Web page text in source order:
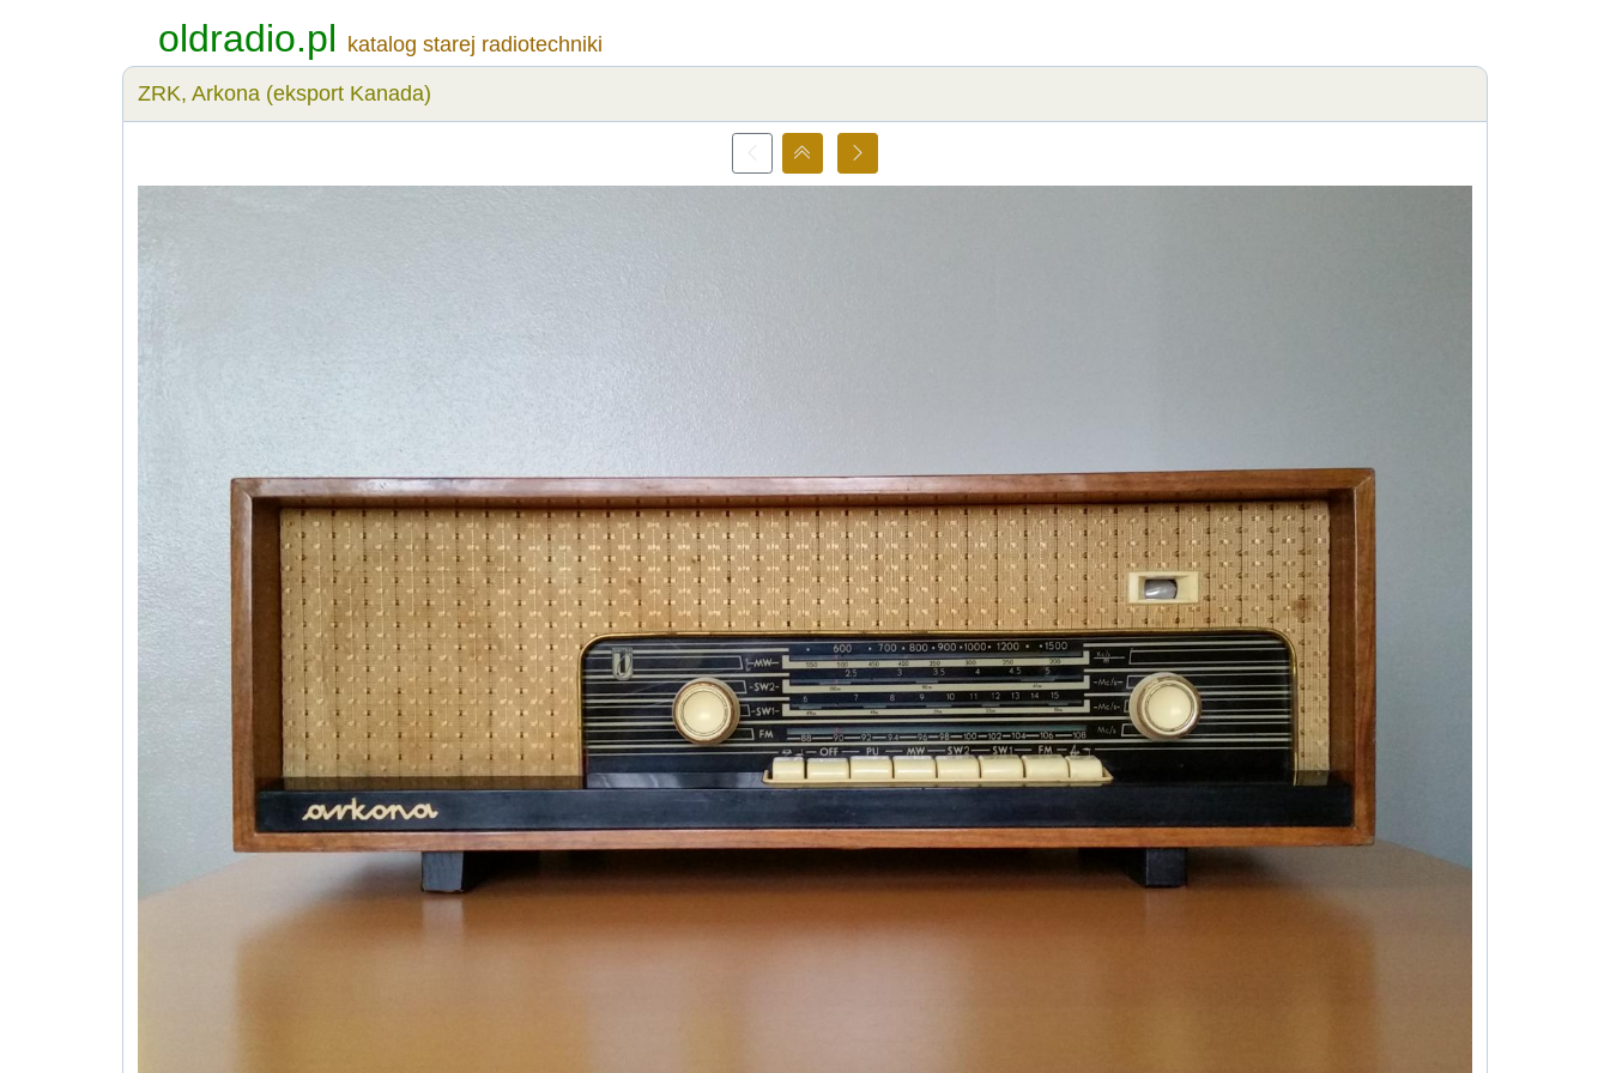
oldradio.pl katalog starej radiotechniki
ZRK, Arkona (eksport Kanada)